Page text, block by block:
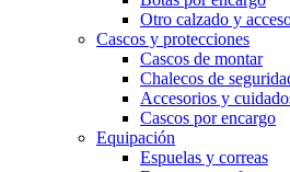
Otro calzado y
Cascos y protecciones
Cascos de montar
Chalecos de
Accesorios y
Cascos por encargo
Equipación
Espuelas y correas